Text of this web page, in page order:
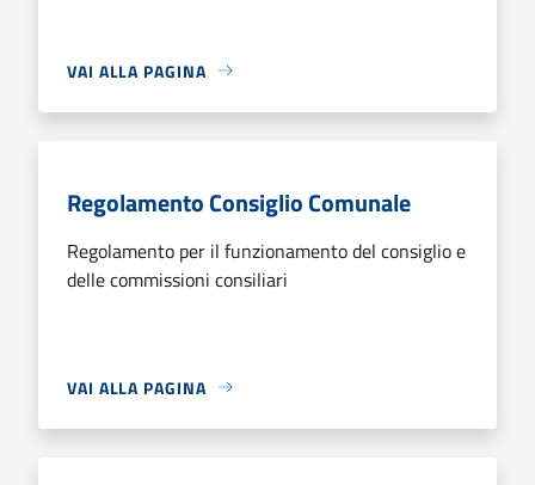
VAI ALLA PAGINA
Regolamento Consiglio Comunale
Regolamento per il funzionamento del consiglio e
delle commissioni consiliari
VAI ALLA PAGINA